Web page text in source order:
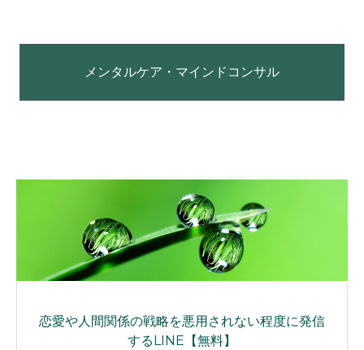
メンタルケア・マインドコンサル
恋愛や人間関係の戦略を悪用されない程度に発信
するLINE【無料】